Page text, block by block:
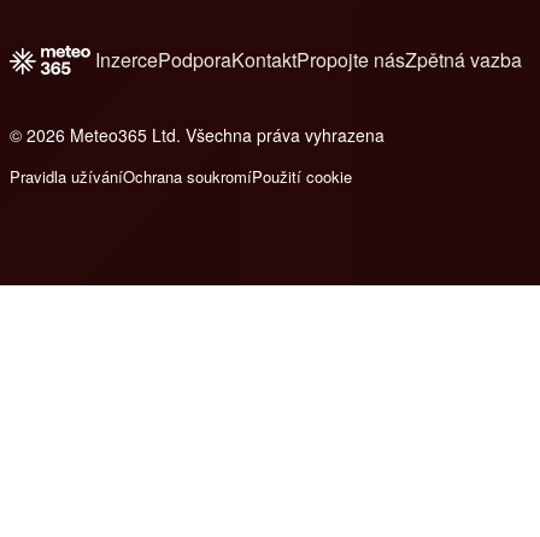
InzercePodporaKontaktPropojte násZpětná vazba
© 2026 Meteo365 Ltd. Všechna práva vyhrazena
Pravidla užíváníOchrana soukromíPoužití cookie